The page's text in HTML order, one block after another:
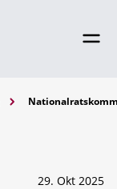
29. Okt 2025